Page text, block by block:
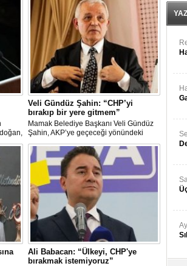
Veli Gündüz Şahin: “CHP’yi
bırakıp bir yere gitmem”
Mamak Belediye Başkanı Veli Gündüz
Şahin, AKP’ye geçeceği yönündeki
iddiaları sert sözlerle yalanladı. Şahin,
“Ben omurgası sağlam bir CHP’liyim.
Güneşe göre, güce göre siyaset
yapmam” dedi.
Ali Babacan: “Ülkeyi, CHP'ye
bırakmak istemiyoruz”